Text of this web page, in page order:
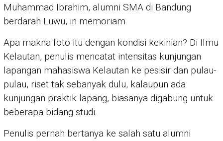
Muhammad Ibrahim, alumni SMA di Bandung
berdarah Luwu, in memoriam.
Apa makna foto itu dengan kondisi kekinian? Di Ilmu
Kelautan, penulis mencatat intensitas kunjungan
lapangan mahasiswa Kelautan ke pesisir dan pulau-
pulau, riset tak sebanyak dulu, kalaupun ada
kunjungan praktik lapang, biasanya digabung untuk
beberapa bidang studi.
Penulis pernah bertanya ke salah satu alumni